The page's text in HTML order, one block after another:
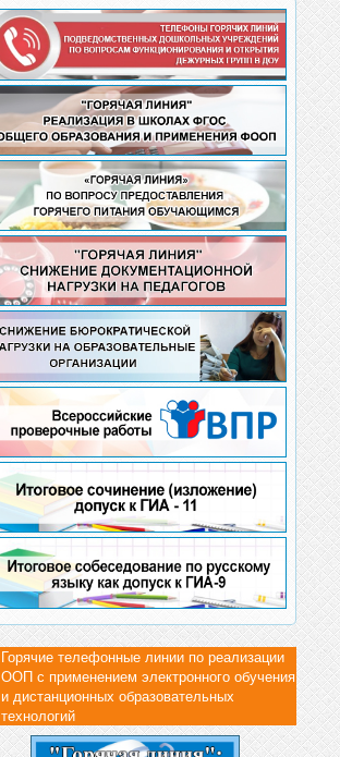
Горячие телефонные линии по реализации
ООП с применением электронного обучения
и дистанционных образовательных
технологий